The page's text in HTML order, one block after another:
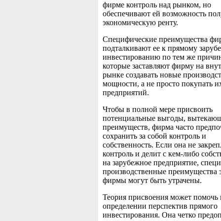
фирме контроль над рынком, но
обеспечивают ей возможность
экономическую ренту.
Специфические преимущества
подталкивают ее к прямому
инвестированию по тем же
которые заставляют фирму на
рынке создавать новые
мощности, а не просто покупать
предприятий.
Чтобы в полной мере присвоить
потенциальные выгоды,
преимуществ, фирма часто
сохранить за собой контроль и
собственность. Если она не
контроль и делит с кем-либо
на зарубежное предприятие,
производственные преимущества
фирмы могут быть утрачены.
Теория присвоения может помочь
определении перспектив прямого
инвестирования. Она четко